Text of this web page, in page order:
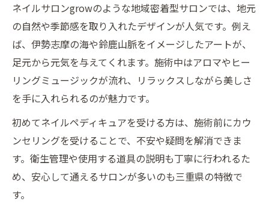
自分に合うネイルを三重県で探す方法とは
サロン選びで失敗しないためのネイル術
三重県で後悔しないネイルサロン選びの基
ネイルサロン選びで重要なポイント三重県
三重県のネイルサロンで満足度を高めるコ
ツ
ネイル初心者にも優しい三重県のサロン見
ネイルサロンgrowのような地域密着型サロンでは、地元
の自然や季節感を取り入れたデザインが人気です。例え
ば、伊勢志摩の海や鈴鹿山脈をイメージしたアートが、
足元から元気を与えてくれます。施術中はアロマやヒー
リングミュージックが流れ、リラックスしながら美しさ
を手に入れられるのが魅力です。
初めてネイルペディキュアを受ける方は、施術前にカウ
ンセリングを受けることで、不安や疑問を解消できま
す。衛生管理や使用する道具の説明も丁寧に行われるた
め、安心して通えるサロンが多いのも三重県の特徴で
す。